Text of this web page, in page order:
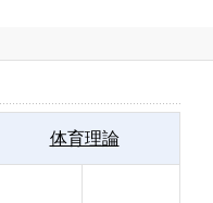
体育理論